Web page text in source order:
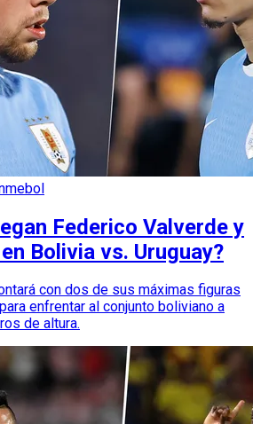
Federico Valverde y
Bolivia vs. Uruguay?
con dos de sus máximas figuras
enfrentar al conjunto boliviano a
de altura.